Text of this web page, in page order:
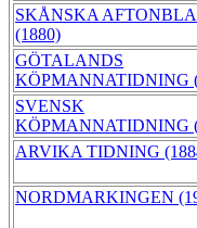
SKÅNSKA
(1880)
GÖTALANDS
KÖPMANNATIDNING
SVENSK
KÖPMANNATIDNING
ARVIKA TIDNING
NORDMARKINGEN